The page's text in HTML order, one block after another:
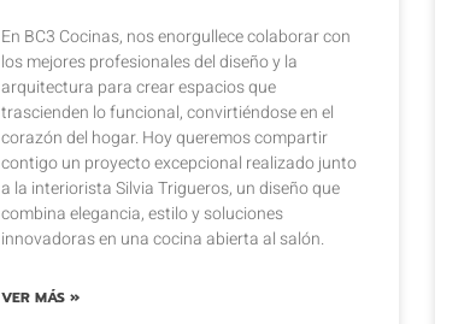
En BC3 Cocinas, nos enorgullece colaborar con
los mejores profesionales del diseño y la
arquitectura para crear espacios que
trascienden lo funcional, convirtiéndose en el
corazón del hogar. Hoy queremos compartir
contigo un proyecto excepcional realizado junto
a la interiorista Silvia Trigueros, un diseño que
combina elegancia, estilo y soluciones
innovadoras en una cocina abierta al salón.
VER MÁS »